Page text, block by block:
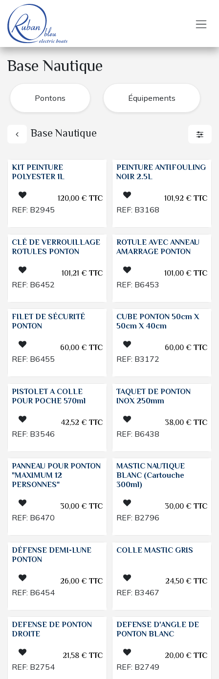
Se rendre au contenu
Base Nautique
Pontons Équipements
Base Nautique
KIT PEINTURE
POLYESTER 1L
120,00€TTC
REF: B2945
PEINTURE ANTIFOULING
NOIR 2.5L
101,92 €TTC
REF: B3168
CLÉ DE VERROUILLAGE
ROTULES PONTON
101,21 €TTC
REF: B6452
ROTULE AVEC ANNEAU
AMARRAGE PONTON
101,00€TTC
REF: B6453
FILET DE SÉCURITÉ
PONTON
60,00€TTC
REF: B6455
CUBE PONTON 50cm X
50cm X 40cm
60,00€TTC
REF: B3172
PISTOLET A COLLE
POUR POCHE 570ml
42,52 €TTC
REF: B3546
TAQUET DE PONTON
INOX 250mm
38,00€TTC
REF: B6438
PANNEAU POUR PONTON
"MAXIMUM 12
PERSONNES"
30,00€TTC
REF: B6470
MASTIC NAUTIQUE
BLANC (Cartouche
300ml)
30,00€TTC
REF: B2796
DÉFENSE DEMI-LUNE
PONTON
26,00€TTC
REF: B6454
COLLE MASTIC GRIS
24,50€TTC
REF: B3467
DEFENSE DE PONTON
DROITE
21,58€TTC
REF: B2754
DEFENSE D'ANGLE DE
PONTON BLANC
20,00€TTC
REF: B2749